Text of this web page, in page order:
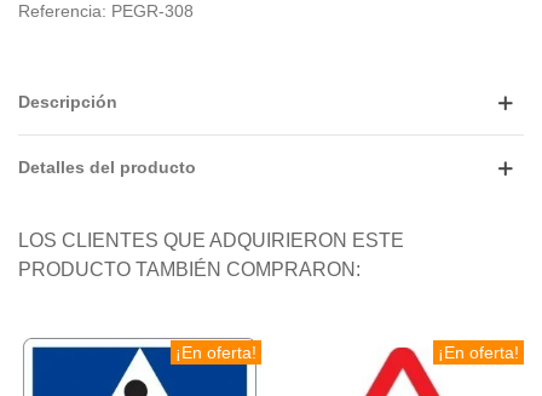
Referencia: PEGR-308
Descripción
Detalles del producto
LOS CLIENTES QUE ADQUIRIERON ESTE
PRODUCTO TAMBIÉN COMPRARON:
¡En oferta! ¡En oferta!